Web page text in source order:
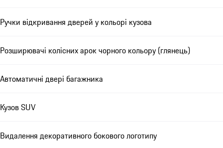
Ручки відкривання дверей у кольорі кузова
Розширювачі колісних арок чорного кольору (глянець)
Автоматичні двері багажника
Кузов SUV
Видалення декоративного бокового логотипу